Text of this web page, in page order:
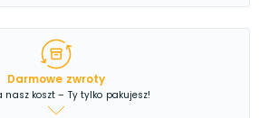
Darmowe zwroty
nasz koszt – Ty tylko pakujesz!